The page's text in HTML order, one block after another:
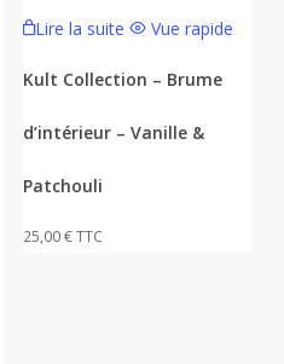
Lire la suite Vue rapide
Kult Collection – Brume
d’intérieur – Vanille &
Patchouli
25,00€TTC